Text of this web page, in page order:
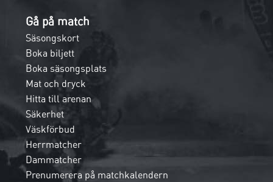
Gå på match
Säsongskort
Boka biljett
Boka säsongsplats
Mat och dryck
Hitta till arenan
Säkerhet
Väskförbud
Herrmatcher
Dammatcher
Prenumerera på matchkalendern